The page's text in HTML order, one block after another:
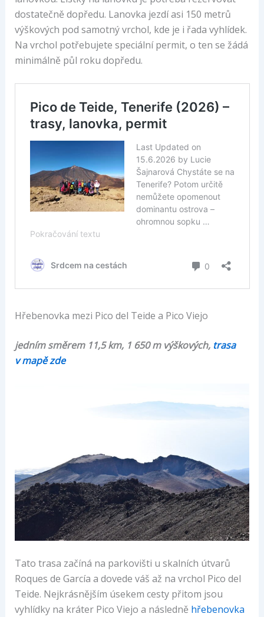
dostatečně dopředu. Lanovka jezdí asi 150 metrů
výškových pod samotný vrchol, kde je i řada vyhlídek.
Na vrchol potřebujete speciální permit, o ten se žádá
minimálně půl roku dopředu.
Hřebenovka mezi Pico del Teide a Pico Viejo
jedním směrem 11,5 km, 1 650 m výškových, trasa
v mapě zde
Tato trasa začíná na parkovišti u skalních útvarů
Roques de García a dovede váš až na vrchol Pico del
Teide. Nejkrásnějším úsekem cesty přitom jsou
vyhlídky na kráter Pico Viejo a následně hřebenovka